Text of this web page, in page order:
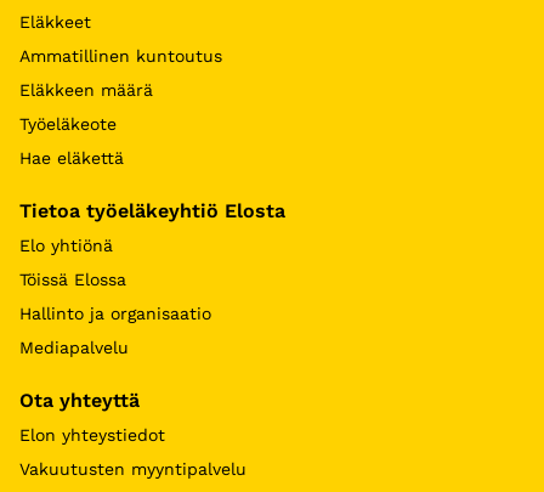
Eläkkeet
Ammatillinen kuntoutus
Eläkkeen määrä
Työeläkeote
Hae eläkettä
Tietoa työeläkeyhtiö Elosta
Elo yhtiönä
Töissä Elossa
Hallinto ja organisaatio
Mediapalvelu
Ota yhteyttä
Elon yhteystiedot
Vakuutusten myyntipalvelu